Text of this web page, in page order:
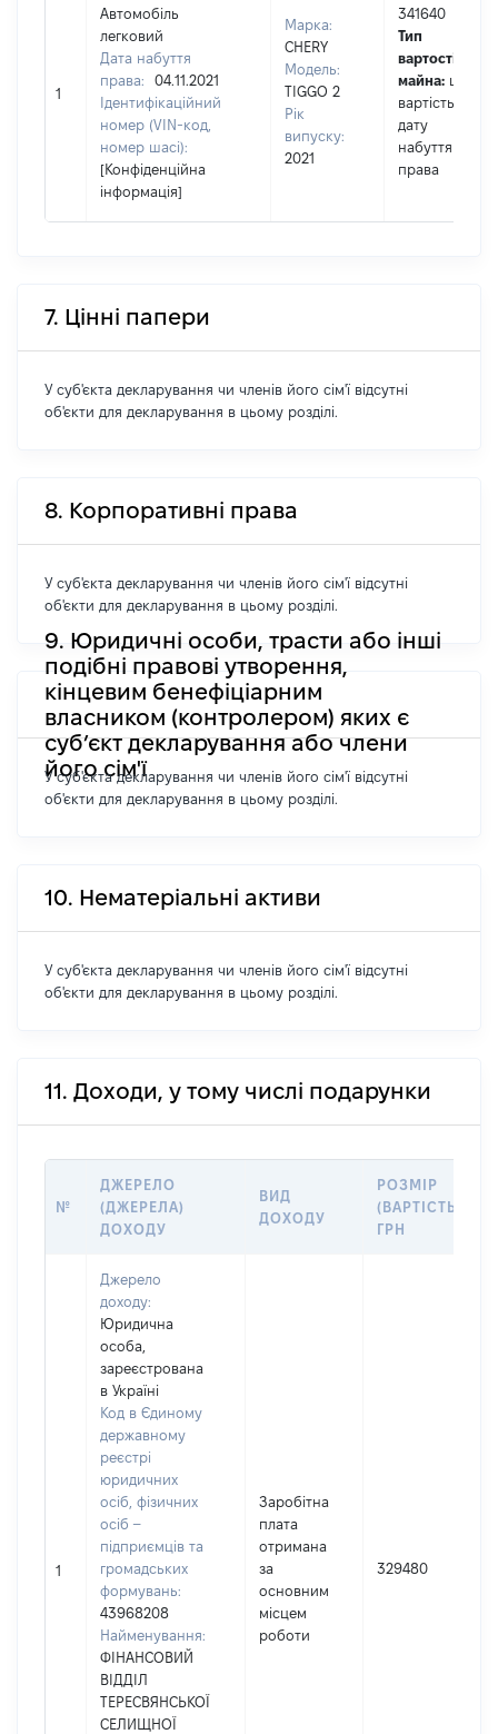
1
Автомобіль
легковий
Дата набуття
права:
04.11.2021
Ідентифікаційний
номер (VIN-код,
номер шасі):
[Конфіденційна
інформація]
Марка:
CHERY
Модель:
TIGGO 2
Рік
випуску:
2021
341640
Тип
вартості
майна: це
вартість на
дату
набуття
права
7. Цінні папери
У суб'єкта декларування чи членів його сім'ї відсутні
об'єкти для декларування в цьому розділі.
8. Корпоративні права
У суб'єкта декларування чи членів його сім'ї відсутні
об'єкти для декларування в цьому розділі.
9. Юридичні особи, трасти або інші
подібні правові утворення,
кінцевим бенефіціарним
власником (контролером) яких є
суб’єкт декларування або члени
його сім'ї
У суб'єкта декларування чи членів його сім'ї відсутні
об'єкти для декларування в цьому розділі.
10. Нематеріальні активи
У суб'єкта декларування чи членів його сім'ї відсутні
об'єкти для декларування в цьому розділі.
11. Доходи, у тому числі подарунки
№
ДЖЕРЕЛО
(ДЖЕРЕЛА)
ДОХОДУ
ВИД
ДОХОДУ
РОЗМІР
(ВАРТІСТЬ),
ГРН
1
Джерело
доходу:
Юридична
особа,
зареєстрована
в Україні
Код в Єдиному
державному
реєстрі
юридичних
осіб, фізичних
осіб –
підприємців та
громадських
формувань:
43968208
Найменування:
ФІНАНСОВИЙ
ВІДДІЛ
ТЕРЕСВЯНСЬКОЇ
СЕЛИЩНОЇ
Заробітна
плата
отримана
за
основним
місцем
роботи
329480